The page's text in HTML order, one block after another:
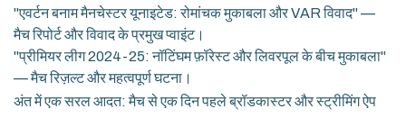
"एवर्टन बनाम मैनचेस्टर यूनाइटेड: रोमांचक मुकाबला और VAR विवाद" —
मैच रिपोर्ट और विवाद के प्रमुख प्वाइंट।
"प्रीमियर लीग 2024-25: नॉटिंघम फ़ॉरेस्ट और लिवरपूल के बीच मुकाबला"
— मैच रिज़ल्ट और महत्वपूर्ण घटना।
अंत में एक सरल आदत: मैच से एक दिन पहले ब्रॉडकास्टर और स्ट्रीमिंग ऐप